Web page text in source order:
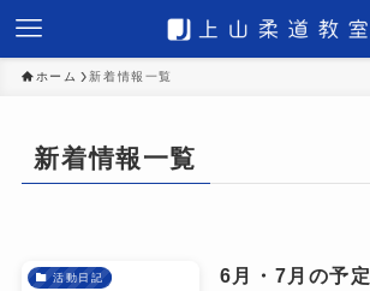
ホーム 新着情報一覧
新着情報一覧
活動日記 6月・7月の予定